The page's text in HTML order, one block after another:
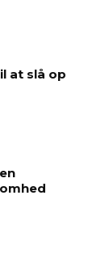
at slå op